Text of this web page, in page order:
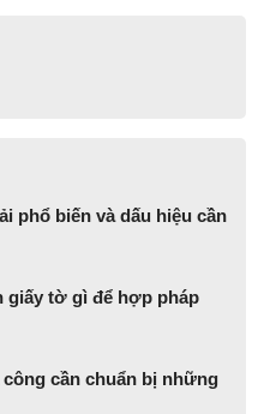
phổ biến và dấu hiệu cần
giấy tờ gì để hợp pháp
cần chuẩn bị những